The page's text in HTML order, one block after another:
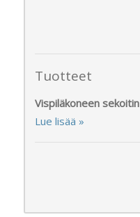
Tuotteet
Vispiläkoneen sekoitin
Lue lisää »